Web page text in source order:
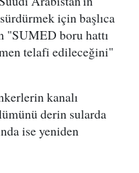
için başlıca
"SUMED boru hattı
telafi edileceğini"
kanalı
derin sularda
ise yeniden